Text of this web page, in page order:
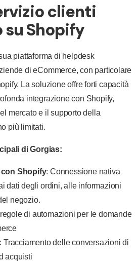
clienti
Shopify
piattaforma di helpdesk
di eCommerce, con particolare
La soluzione offre forti capacità
integrazione con Shopify,
mercato e il supporto della
più limitati.
di Gorgias:
con Shopify: Connessione nativa
dati degli ordini, alle informazioni
negozio.
di automazioni per le domande
: Tracciamento delle conversazioni di
acquisti